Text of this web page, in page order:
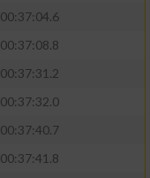
00:37:04.6
00:37:08.8
00:37:31.2
00:37:32.0
00:37:40.7
00:37:41.8